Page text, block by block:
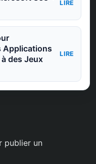
LIRE
Applications
des Jeux
LIRE
publier un